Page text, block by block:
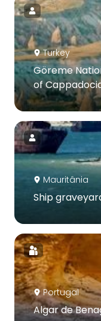
Turkey
Göreme
of
Mauritânia
Ship
Portugal
Algar de